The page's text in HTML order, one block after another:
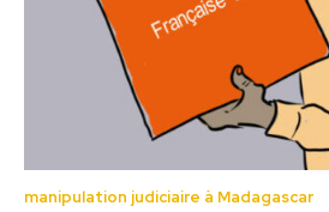
manipulation judiciaire à Madagascar